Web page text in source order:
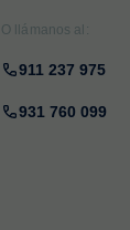
O llámanos al:
911 237 975
931 760 099